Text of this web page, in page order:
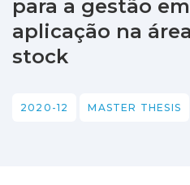
para a gestão
aplicação na
stock
2020-12 MASTER THESIS